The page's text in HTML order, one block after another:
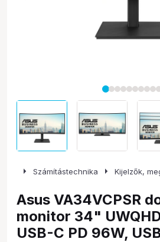
arrow_right Számítástechnika arrow_right Kijelzők,
Asus VA34VCPSR
monitor 34"
USB-C PD 96W,